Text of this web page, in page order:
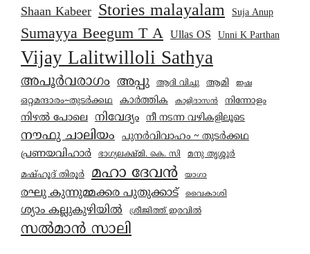
Shaan Kabeer Stories malayalam Suja Anup
Sumayya Beegum T A Ullas OS Unni K Parthan
Vijay Lalitwilloli Sathya
അപൂർവരാഗം അപ്പു ആദി വിച്ചു ആമി ഇഷ
ഒറ്റമന്ദാരം~തുടർക്കഥ കാര്‍ത്തിക കാളിദാസൻ നിന്നോളം
നിഴൽ പോലെ നിവേദ്യം നീ നടന്ന വഴികളിലൂടെ
നൗഫു ചാലിയം പുനർവിവാഹം ~ തുടർക്കഥ
പ്രണയവിഹാർ ഭാഗ്യലക്ഷ്മി. കെ. സി
മനു തൃശ്ശൂർ
മഷ്ഹൂദ് തിരൂർ
മഹാ ദേവൻ യാഗാ
രഘു കുന്നുമ്മക്കര പുതുക്കാട് വൈകാശി
ശ്യാം കല്ലുകുഴിയിൽ ശ്രീജിത്ത് ഇരവിൽ
സൽമാൻ സാലി